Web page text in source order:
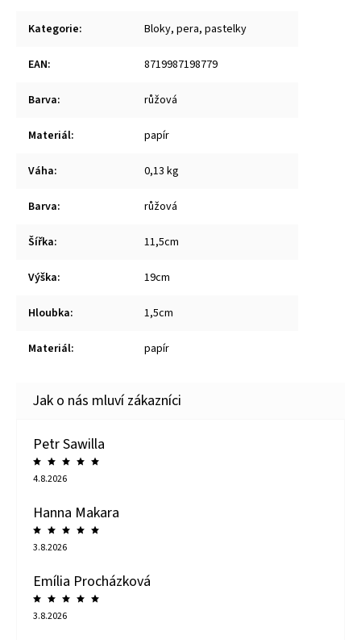
Kategorie: Bloky, pera, pastelky
EAN: 8719987198779
Barva: růžová
Materiál: papír
Váha: 0,13 kg
Barva: růžová
Šířka: 11,5cm
Výška: 19cm
Hloubka: 1,5cm
Materiál: papír
Petr Sawilla
4.8.2026
Hanna Makara
3.8.2026
Emília Procházková
3.8.2026